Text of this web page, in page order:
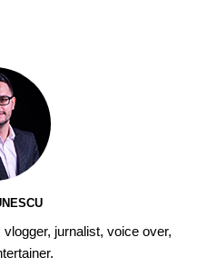
jurnalist, voice over,